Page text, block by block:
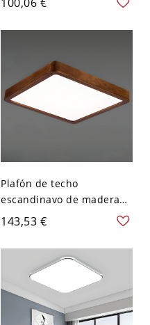
conmutables para oficina
en casa - Blanco 110 A
Plafón de techo
escandinavo de madera
maciza, luminaria LED de
perfil bajo con difusor
acrílico suave - 110 A 120
V 40,64 cm Cuadro
143,53 €